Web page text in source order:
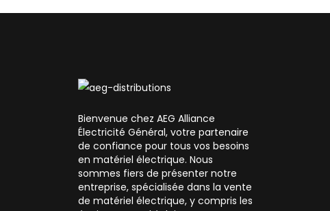
Bienvenue chez AEG Alliance
Électricité Général, votre partenaire
de confiance pour tous vos besoins
en matériel électrique. Nous
sommes fiers de présenter notre
entreprise, spécialisée dans la vente
de matériel électrique, y compris les